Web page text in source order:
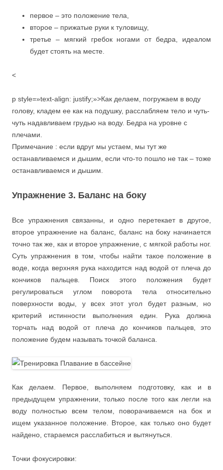
первое – это положение тела,
второе – прижатые руки к туловищу,
третье – мягкий гребок ногами от бедра, идеалом
будет стоять на месте.
<
p style=»text-align: justify;»>Как делаем, погружаем в воду
голову, кладем ее как на подушку, расслабляем тело и чуть-
чуть надавливаем грудью на воду. Бедра на уровне с
плечами.
Примечание : если вдруг мы устаем, мы тут же
останавливаемся и дышим, если что-то пошло не так – тоже
останавливаемся и дышим.
Упражнение 3. Баланс на боку
Все упражнения связанны, и одно перетекает в другое,
второе упражнение на баланс, баланс на боку начинается
точно так же, как и второе упражнение, с мягкой работы ног.
Суть упражнения в том, чтобы найти такое положение в
воде, когда верхняя рука находится над водой от плеча до
кончиков пальцев. Поиск этого положения будет
регулироваться углом поворота тела относительно
поверхности воды, у всех этот угол будет разным, но
критерий истинности выполнения един. Рука должна
торчать над водой от плеча до кончиков пальцев, это
положение будем называть точкой баланса.
Как делаем. Первое, выполняем подготовку, как и в
предыдущем упражнении, только после того как легли на
воду полностью всем телом, поворачиваемся на бок и
ищем указанное положение. Второе, как только оно будет
найдено, стараемся расслабиться и вытянуться.
Точки фокусировки: